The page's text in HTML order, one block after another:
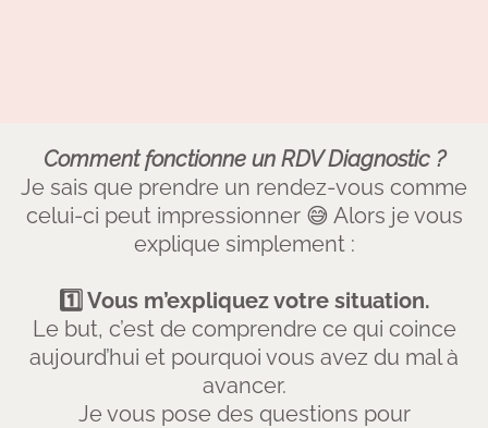
Comment fonctionne un RDV Diagnostic ?
Je sais que prendre un rendez-vous comme
celui-ci peut impressionner 😅 Alors je vous
explique simplement :
1️⃣ Vous m’expliquez votre situation.
Le but, c’est de comprendre ce qui coince
aujourd’hui et pourquoi vous avez du mal à
avancer.
Je vous pose des questions pour